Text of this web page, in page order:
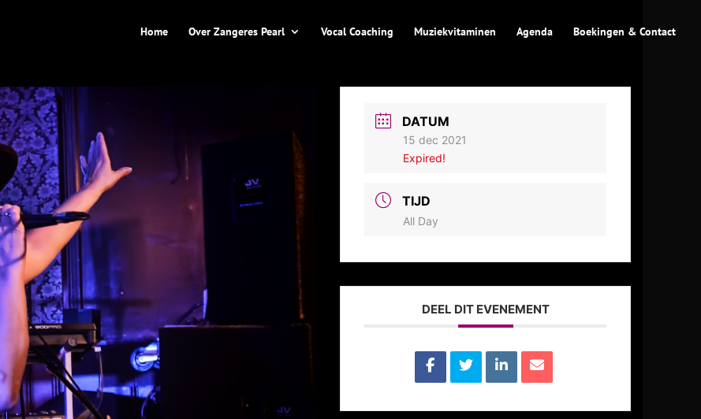
Home Over Zangeres Pearl Vocal Coaching Muziekvitaminen Agenda Boekingen & Contact
DATUM
15 dec 2021
Expired!
TIJD
All Day
DEEL DIT EVENEMENT